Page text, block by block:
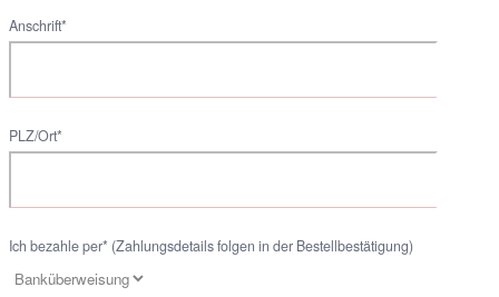
Anschrift*
PLZ/Ort*
Ich bezahle per* (Zahlungsdetails folgen in der Bestellbestätigung)